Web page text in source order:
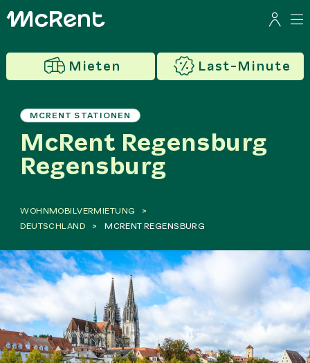
Mieten Last-Minute
MCRENT STATIONEN
McRent Regensburg
Regensburg
WOHNMOBILVERMIETUNG
DEUTSCHLAND
MCRENT REGENSBURG